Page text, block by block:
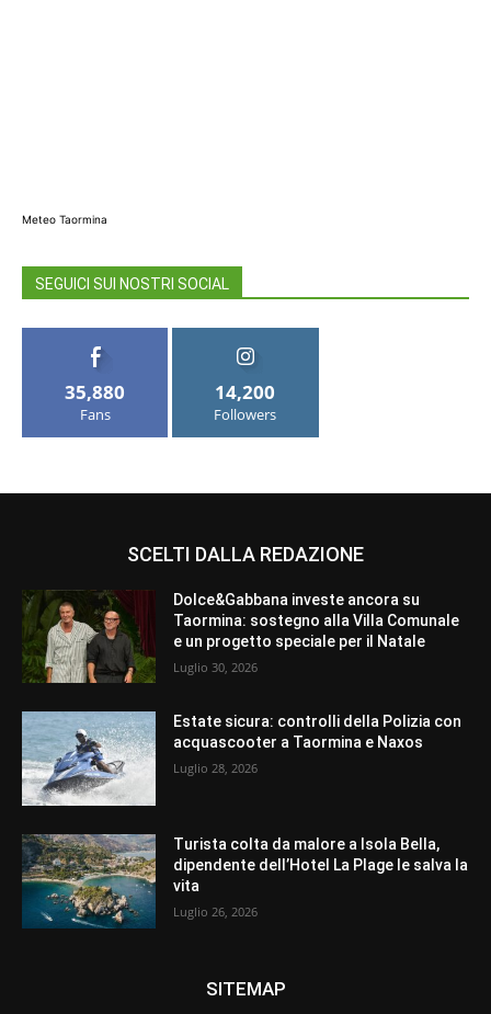
Meteo Taormina
SEGUICI SUI NOSTRI SOCIAL
35,880
Fans
14,200
Followers
SCELTI DALLA REDAZIONE
Dolce&Gabbana investe ancora su
Taormina: sostegno alla Villa Comunale
e un progetto speciale per il Natale
Luglio 30, 2026
Estate sicura: controlli della Polizia con
acquascooter a Taormina e Naxos
Luglio 28, 2026
Turista colta da malore a Isola Bella,
dipendente dell’Hotel La Plage le salva la
vita
Luglio 26, 2026
SITEMAP